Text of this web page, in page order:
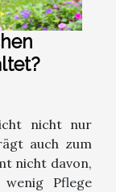
nicht nur
auch zum
nicht davon,
Pflege